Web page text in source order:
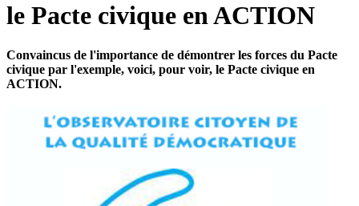
le Pacte civique en ACTION
Convaincus de l'importance de démontrer les forces du Pacte
civique par l'exemple, voici, pour voir, le Pacte civique en
ACTION.